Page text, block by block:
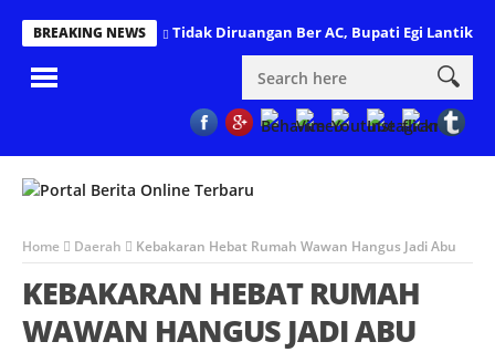
BREAKING NEWS Tidak Diruangan Ber AC, Bupati Egi Lantik
Home Daerah Kebakaran Hebat Rumah Wawan Hangus Jadi Abu
KEBAKARAN HEBAT RUMAH
WAWAN HANGUS JADI ABU